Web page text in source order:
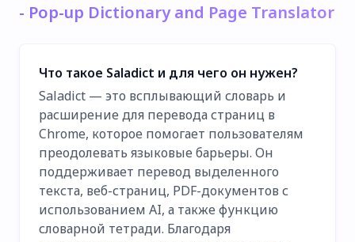
- Pop-up Dictionary and Page Translator
Что такое Saladict и для чего он нужен?
Saladict — это всплывающий словарь и
расширение для перевода страниц в
Chrome, которое помогает пользователям
преодолевать языковые барьеры. Он
поддерживает перевод выделенного
текста, веб-страниц, PDF-документов с
использованием AI, а также функцию
словарной тетради. Благодаря